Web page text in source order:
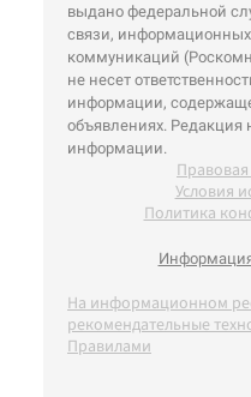
выдано федеральной
связи,
коммуникаций
не несет
информации,
объявлениях. Редакция
информации.
Условия
Политика
На информационном
рекомендательные
Правилами